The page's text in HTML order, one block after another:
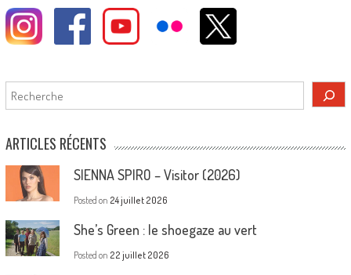
Rechercher
ARTICLES RÉCENTS
SIENNA SPIRO – Visitor (2026)
Posted on 24 juillet 2026
She’s Green : le shoegaze au vert
Posted on 22 juillet 2026